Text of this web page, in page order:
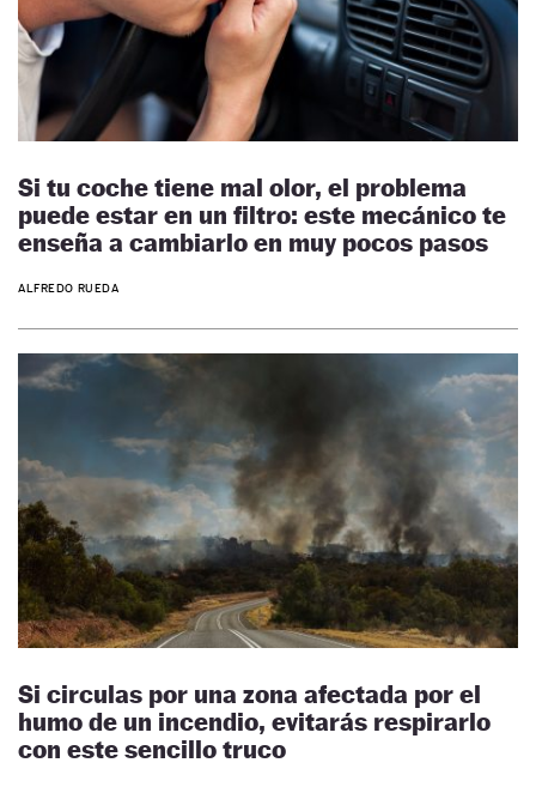
Si tu coche tiene mal olor, el problema
puede estar en un filtro: este mecánico te
enseña a cambiarlo en muy pocos pasos
ALFREDO RUEDA
Si circulas por una zona afectada por el
humo de un incendio, evitarás respirarlo
con este sencillo truco